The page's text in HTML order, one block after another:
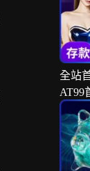
全站
AT99